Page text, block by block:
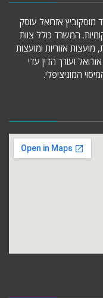
מוסקוביץ אזרואל עוסק
המשרד כולל צוות
מועצות אזוריות ומועצות
ועורך הדין עדי
המוניציפלי.